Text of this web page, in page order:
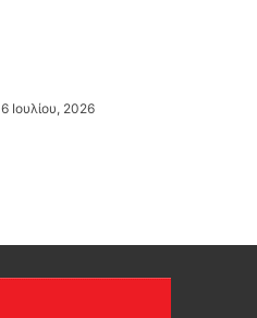
6 Ιουλίου, 2026